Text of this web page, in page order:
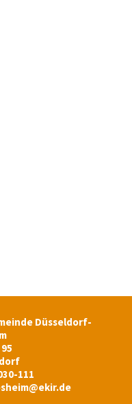
Düsseldorf-
111